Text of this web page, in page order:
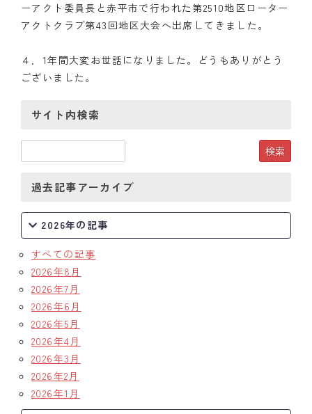
入会のご案内
ーアクト委員長と赤平市で行われた第2510地区ローター
アクトクラブ第43回地区大会へ出席してきました。
４．1年間大変お世話になりました。どうもありがとう
ございました。
サイト内検索
過去記事アーカイブ
2026年の記事
すべての記事
2026年8月
2026年7月
2026年6月
2026年5月
2026年4月
2026年3月
2026年2月
2026年1月